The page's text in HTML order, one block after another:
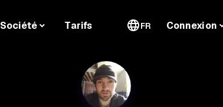
Société Tarifs FR Connexion